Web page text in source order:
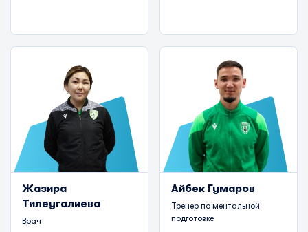
Жазира
Тилеугалиева
Врач
Айбек Гумаров
Тренер по ментальной
подготовке